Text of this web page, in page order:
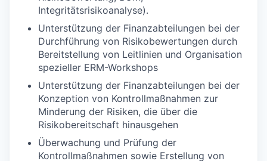
Integritätsrisikoanalyse).
Unterstützung der Finanzabteilungen bei der
Durchführung von Risikobewertungen durch
Bereitstellung von Leitlinien und Organisation
spezieller ERM-Workshops
Unterstützung der Finanzabteilungen bei der
Konzeption von Kontrollmaßnahmen zur
Minderung der Risiken, die über die
Risikobereitschaft hinausgehen
Überwachung und Prüfung der
Kontrollmaßnahmen sowie Erstellung von